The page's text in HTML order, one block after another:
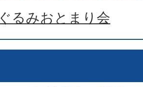
るみおとまり会